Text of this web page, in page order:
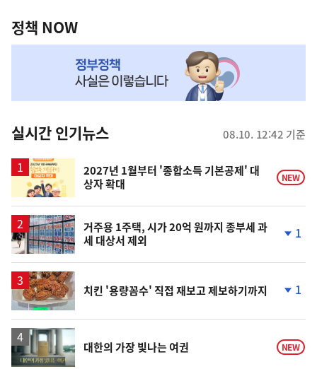
책
NOW,
뉴
스
정책 NOW
실시간 인기뉴스 08.10. 12:42 기준
2027년 1월부터 '종합소득 기본공제' 대
상자 확대
NEW
거주용 1주택, 시가 20억 원까지 종부세 과
세 대상서 제외
하
1
치킨 '용량꼼수' 직접 재보고 제보하기까지
하
락
1
영
상
대한의 가장 빛나는 여권 NEW